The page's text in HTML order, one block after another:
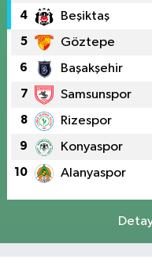
4 Beşiktaş
5 Göztepe
6 Başakşehir
7 Samsunspor
8 Rizespor
9 Konyaspor
10 Alanyaspor